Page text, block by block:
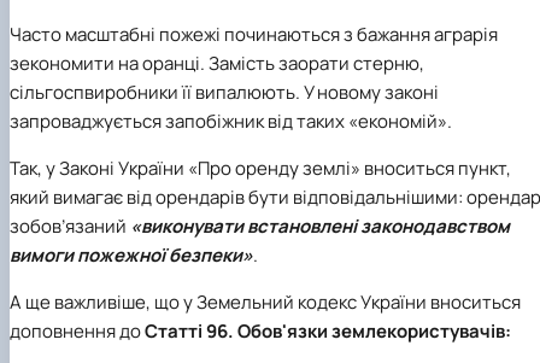
Часто масштабні пожежі починаються з бажання аграрія
зекономити на оранці. Замість заорати стерню,
сільгоспвиробники її випалюють. У новому законі
запроваджується запобіжник від таких «економій».
Так, у Законі України «Про оренду землі» вноситься пункт,
який вимагає від орендарів бути відповідальнішими: орендар
зобов’язаний «виконувати встановлені законодавством
вимоги пожежної безпеки».
А ще важливіше, що у Земельний кодекс України вноситься
доповнення доСтатті 96. Обов'язки землекористувачів: